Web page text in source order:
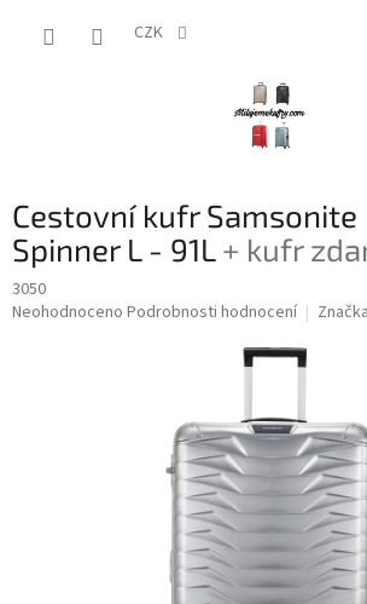
CZK
Cestovní kufr Samsonite
Spinner L - 91L+ kufr
3050
Průměrné
Neohodnoceno Podrobnosti hodnocení